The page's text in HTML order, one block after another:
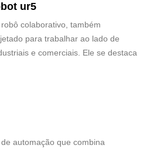
ur5
colaborativo, também
para trabalhar ao lado de
e comerciais. Ele se destaca
automação que combina